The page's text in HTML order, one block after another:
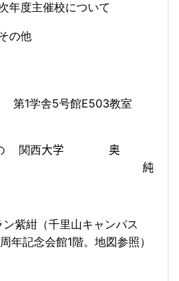
年度主催校について
の他
第1学舎5号館E503教室
関西大学 奥
純
ン紫紺（千里山キャンパス
周年記念会館1階。地図参照）